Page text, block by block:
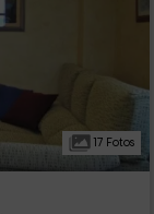
17 Fotos